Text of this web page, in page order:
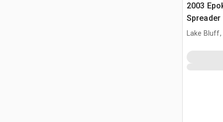
2003
Spreader
Lake Bluff,